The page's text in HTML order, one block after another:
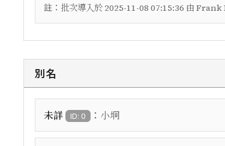
註： 批次導入於 2025-11-08 07:15:36 由
別名
未詳 ID: 0 ： 小坰